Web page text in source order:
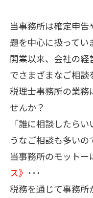
当事務所は確定申
題を中心に扱ってい
開業以来、会社の経
でさまざまなご相談
税理士事務所の業務
せんか？
「誰に相談したら
うなご相談も多いの
当事務所のモットー
ス》 ･･･
税務を通じて事務所